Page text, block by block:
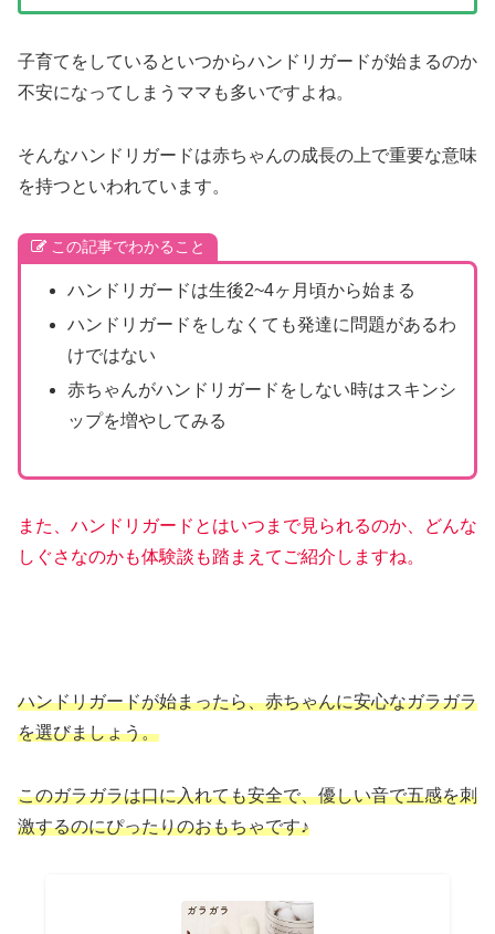
子育てをしているといつからハンドリガードが始まるのか
不安になってしまうママも多いですよね。
そんなハンドリガードは赤ちゃんの成長の上で重要な意味
を持つといわれています。
この記事でわかること
ハンドリガードは生後2~4ヶ月頃から始まる
ハンドリガードをしなくても発達に問題があるわ
けではない
赤ちゃんがハンドリガードをしない時はスキンシ
ップを増やしてみる
また、ハンドリガードとはいつまで見られるのか、
どんな
しぐさなのかも体験談も踏まえてご紹介しますね。
ハンドリガードが始まったら、赤ちゃんに安心なガラガラ
を選びましょう。
このガラガラは口に入れても安全で、優しい音で五感を刺
激するのにぴったりのおもちゃです♪